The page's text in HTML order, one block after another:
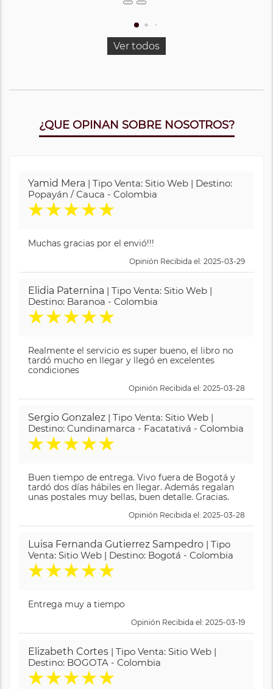
Ver todos
¿QUE OPINAN SOBRE NOSOTROS?
Yamid Mera | Tipo Venta: Sitio Web | Destino:
Popayán / Cauca - Colombia
★★★★★
Muchas gracias por el envió!!!
Opinión Recibida el: 2025-03-29
Elidia Paternina | Tipo Venta: Sitio Web |
Destino: Baranoa - Colombia
★★★★★
Realmente el servicio es super bueno, el libro no
tardó mucho en llegar y llegó en excelentes
condiciones
Opinión Recibida el: 2025-03-28
Sergio Gonzalez | Tipo Venta: Sitio Web |
Destino: Cundinamarca - Facatativá - Colombia
★★★★★
Buen tiempo de entrega. Vivo fuera de Bogotá y
tardó dos días hábiles en llegar. Además regalan
unas postales muy bellas, buen detalle. Gracias.
Opinión Recibida el: 2025-03-28
Luisa Fernanda Gutierrez Sampedro | Tipo
Venta: Sitio Web | Destino: Bogotá - Colombia
★★★★★
Entrega muy a tiempo
Opinión Recibida el: 2025-03-19
Elizabeth Cortes | Tipo Venta: Sitio Web |
Destino: BOGOTA - Colombia
★★★★★